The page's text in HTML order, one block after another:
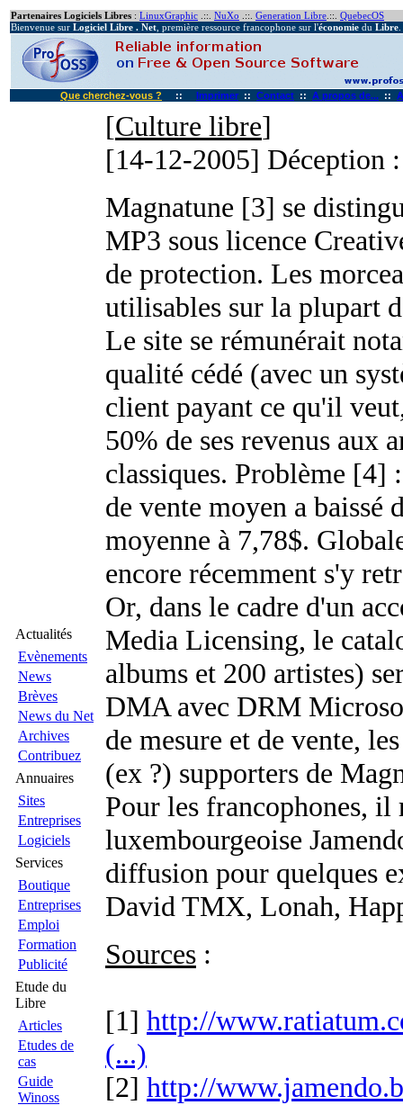
Partenaires Logiciels Libres : LinuxGraphic .::. NuXo .::. Generation Libre .::. QuebecOS
Bienvenue sur Logiciel Libre . Net , première ressource francophone sur l'économie du Libre
Que cherchez-vous ? :: Imprimer :: Contact :: A propos de... ::
Actualités
Evènements
News
Brèves
News du Net
Archives
Contribuez
Annuaires
Sites
Entreprises
Logiciels
Services
Boutique
Entreprises
Emploi
Formation
Publicité
Etude du
Libre
Articles
Etudes de
cas
Guide
Winoss
[Culture libre]
[14-12-2005] Déception
Magnatune [3] se
MP3 sous licence
de protection. Les
utilisables sur la plupart
Le site se rémunérait
qualité cédé (avec un
client payant ce qu'il
50% de ses revenus aux
classiques. Problème [4]
de vente moyen a baissé
moyenne à 7,78$.
encore récemment s'y
Or, dans le cadre d'un
Media Licensing, le
albums et 200 artistes)
DMA avec DRM
de mesure et de vente,
(ex ?) supporters de
Pour les francophones,
luxembourgeoise
diffusion pour quelques
David TMX, Lonah,
Sources :
[1] http://
(...)
[2] http://